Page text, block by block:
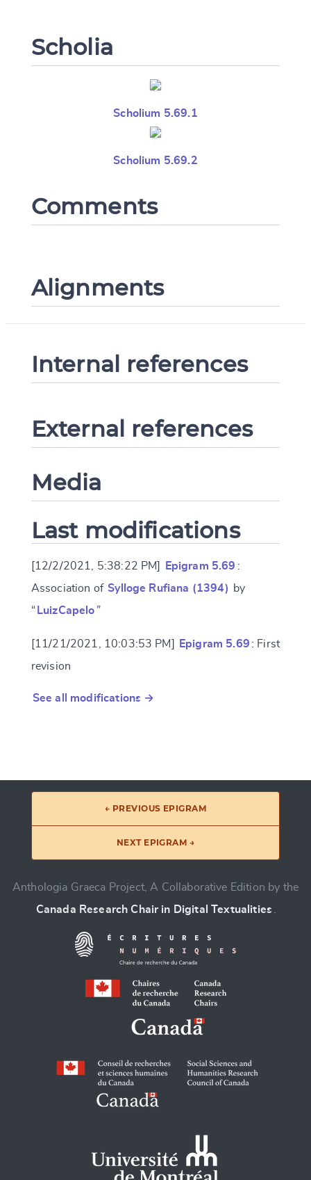
Scholia
Scholium 5.69.1
Scholium 5.69.2
Comments
Alignments
Internal references
External references
Media
Last modifications
[12/2/2021, 5:38:22 PM] Epigram 5.69 :
Association of Sylloge Rufiana (1394)
by
“ LuizCapelo ”
[11/21/2021, 10:03:53 PM] Epigram 5.69 : First
revision
See all modifications →
← PREVIOUS EPIGRAM
NEXT EPIGRAM →
Anthologia Graeca Project, A Collaborative Edition by the
Canada Research Chair in Digital Textualities